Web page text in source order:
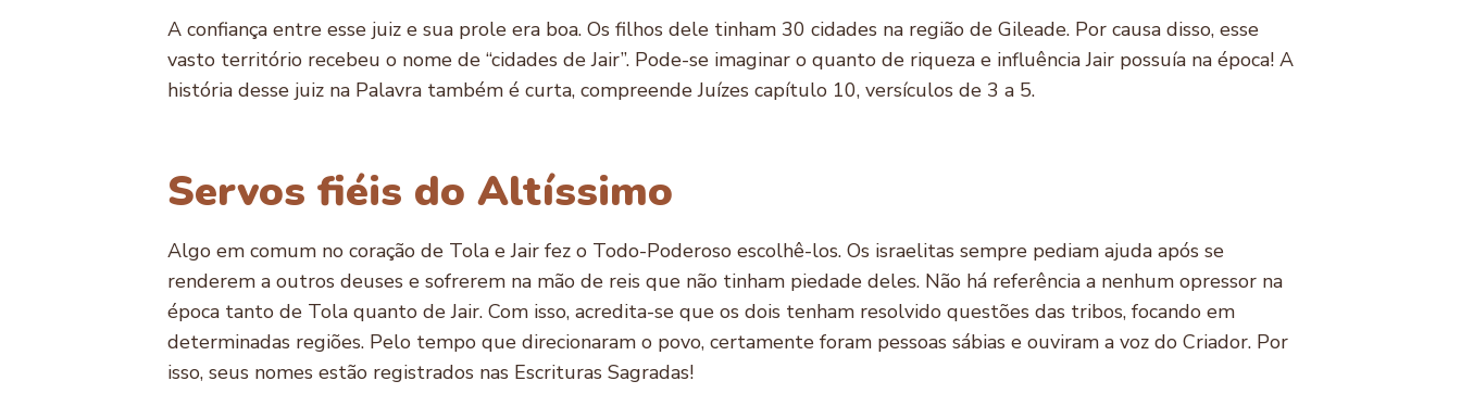
A confiança entre esse juiz e sua prole era boa. Os filhos dele tinham 30 cidades na região de Gileade. Por causa disso, esse
vasto território recebeu o nome de “cidades de Jair”. Pode-se imaginar o quanto de riqueza e influência Jair possuía na época! A
história desse juiz na Palavra também é curta, compreende Juízes capítulo 10, versículos de 3 a 5.
Servos fiéis do Altíssimo
Algo em comum no coração de Tola e Jair fez o Todo-Poderoso escolhê-los. Os israelitas sempre pediam ajuda após se
renderem a outros deuses e sofrerem na mão de reis que não tinham piedade deles. Não há referência a nenhum opressor na
época tanto de Tola quanto de Jair. Com isso, acredita-se que os dois tenham resolvido questões das tribos, focando em
determinadas regiões. Pelo tempo que direcionaram o povo, certamente foram pessoas sábias e ouviram a voz do Criador. Por
isso, seus nomes estão registrados nas Escrituras Sagradas!